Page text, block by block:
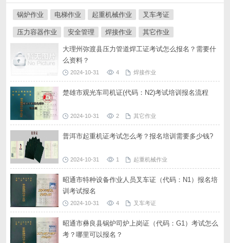
锅炉作业 电梯作业 起重机械作业 叉车考证
压力容器作业 安全管理 焊接作业 其它作业
大理州弥渡县压力管道焊工证考试怎么报名？需要什
么资料？
2024-10-31 4 焊接作业
楚雄市观光车司机证(代码：N2)考试培训报名流程
2024-10-31 2 其它作业
普洱市起重机证考试怎么考？报名培训需要多少钱?
2024-10-31 1 起重机械作业
昭通市特种设备作业人员叉车证（代码：N1）报名培
训考试报名
2024-10-31 4 叉车考证
昭通市彝良县锅炉司炉上岗证（代码：G1）考试怎么
考？哪里可以报名？